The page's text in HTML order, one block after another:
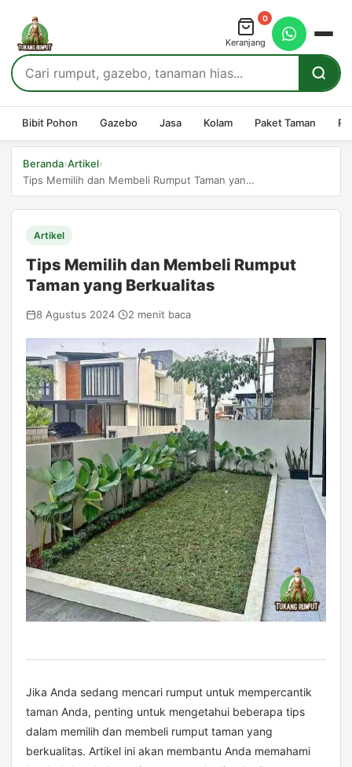
0
Keranjang
Bibit Pohon Gazebo Jasa Kolam Paket Taman
Beranda›Artikel›
Tips Memilih dan Membeli Rumput Taman yang Berkualitas
Artikel
Tips Memilih dan Membeli Rumput
Taman yang Berkualitas
8 Agustus 2024· 2 menit baca
Jika Anda sedang mencari rumput untuk mempercantik
taman Anda, penting untuk mengetahui beberapa tips
dalam memilih dan membeli rumput taman yang
berkualitas. Artikel ini akan membantu Anda memahami